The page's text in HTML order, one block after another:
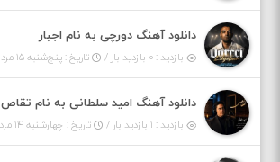
دانلود آهنگ دورچی به نام اجبار
بازدید : ۰ بازدید بار / تاریخ : پنج‌شنبه ۱۵ مرداد ۱۴۰۵
دانلود آهنگ امید سلطانی به نام تقاص
بازدید : ۱ بازدید بار / تاریخ : چهارشنبه ۱۴ مرداد ۱۴۰۵